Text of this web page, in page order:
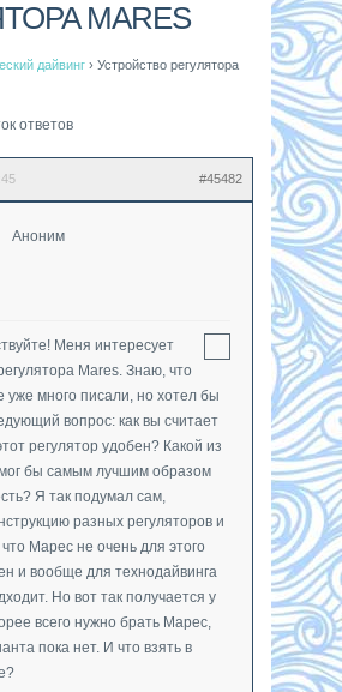
MARES
дайвинг › Устройство регулятора
ответов
#45482
Аноним
Меня интересует
Mares. Знаю, что
уже много писали, но хотел бы
вопрос: как вы считает
регулятор удобен? Какой из
бы самым лучшим образом
Я так подумал сам,
разных регуляторов и
Марес не очень для этого
и вообще для технодайвинга
Но вот так получается у
всего нужно брать Марес,
пока нет. И что взять в